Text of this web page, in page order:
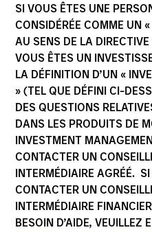
SI VOUS ÊTES UNE
CONSIDÉRÉE COMME UN
AU SENS DE LA
VOUS ÊTES UN
LA DÉFINITION D’UN «
» (TEL QUE DÉFINI CI-
DES QUESTIONS
DANS LES PRODUITS DE
INVESTMENT
CONTACTER UN
INTERMÉDIAIRE AGRÉÉ.
CONTACTER UN
INTERMÉDIAIRE
BESOIN D’AIDE, VEUILLEZ
fonds incluant les marchés
informations sur les marchés
aux intermédiaires soumis aux
gouvernance des produits de
réglementaires. Sauf
Investment Management, ces
destinées aux investisseurs